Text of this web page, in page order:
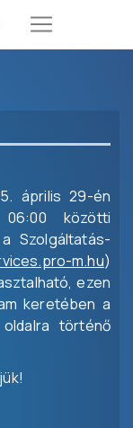
április 29-én
közötti
Szolgáltatás-
m.hu)
ezen
keretében a
történő